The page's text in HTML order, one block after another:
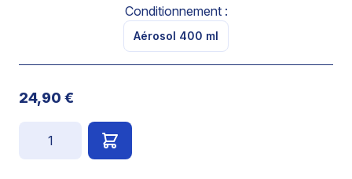
Conditionnement :
Aérosol 400 ml
24,90 €